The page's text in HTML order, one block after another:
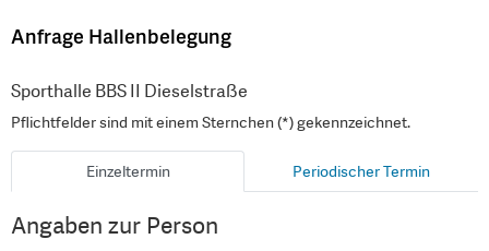
Anfrage Hallenbelegung
Sporthalle BBS II Dieselstraße
Pflichtfelder sind mit einem Sternchen (*) gekennzeichnet.
Einzeltermin Periodischer Termin
Angaben zur Person